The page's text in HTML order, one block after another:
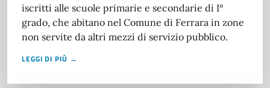
iscritti alle scuole primarie e secondarie di I°
grado, che abitano nel Comune di Ferrara in zone
non servite da altri mezzi di servizio pubblico.
LEGGI DI PIÙ →